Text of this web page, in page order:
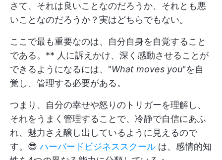
さて、それは良いことなのだろうか、それとも悪
いことなのだろうか？実はどちらでもない。
ここで最も重要なのは、自分自身を自覚すること
である。** 人に訴えかけ、深く感動させることが
できるようになるには、"What moves you"を自
覚し、管理する必要がある。
つまり、自分の幸せや怒りのトリガーを理解し、
それをうまく管理することで、冷静で自信にあふ
れ、魅力さえ醸し出しているように見えるので
す。😎 ハーバードビジネススクール は、感情的知